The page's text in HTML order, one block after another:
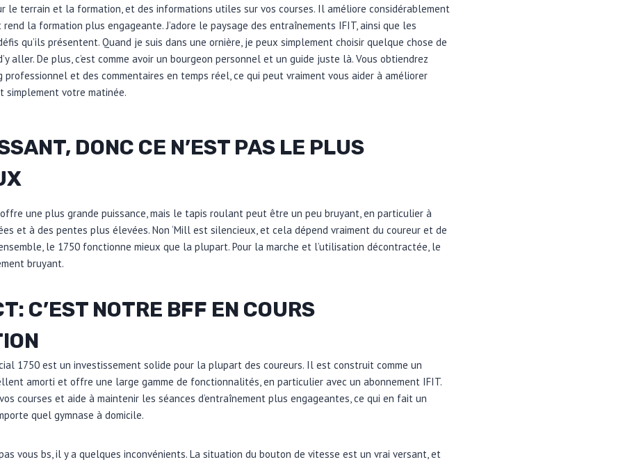
le terrain et la formation, et des informations utiles sur vos courses. Il améliore considérablement
la formation plus engageante. J’adore le paysage des entraînements IFIT, ainsi que les
qu’ils présentent. Quand je suis dans une ornière, je peux simplement choisir quelque chose de
aller. De plus, c’est comme avoir un bourgeon personnel et un guide juste là. Vous obtiendrez
professionnel et des commentaires en temps réel, ce qui peut vraiment vous aider à améliorer
votre matinée.
DONC CE N’EST PAS LE PLUS
offre une plus grande puissance, mais le tapis roulant peut être un peu bruyant, en particulier à
et à des pentes plus élevées. Non ‘Mill est silencieux, et cela dépend vraiment du coureur et de
le 1750 fonctionne mieux que la plupart. Pour la marche et l’utilisation décontractée, le
bruyant.
C’EST NOTRE BFF EN COURS
1750 est un investissement solide pour la plupart des coureurs. Il est construit comme un
amorti et offre une large gamme de fonctionnalités, en particulier avec un abonnement IFIT.
courses et aide à maintenir les séances d’entraînement plus engageantes, ce qui en fait un
quel gymnase à domicile.
vous bs, il y a quelques inconvénients. La situation du bouton de vitesse est un vrai versant, et